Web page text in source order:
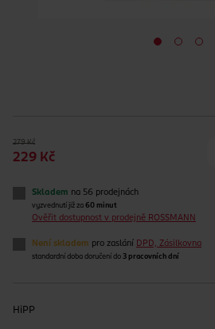
279 Kč
229 Kč
Skladem na 56 prodejnách
vyzvednutí již za 60 minut
Ověřit dostupnost v prodejně ROSSMANN
Není skladem pro zaslání DPD, Zásilkovna
standardní doba doručení do 3 pracovních dní
HiPP